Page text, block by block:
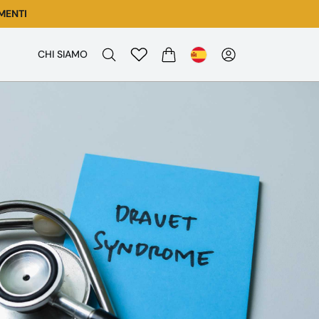
CHI SIAMO